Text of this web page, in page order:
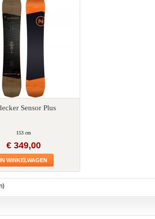
Sensor Plus
153 cm
€ 349,00
IN WINKELWAGEN